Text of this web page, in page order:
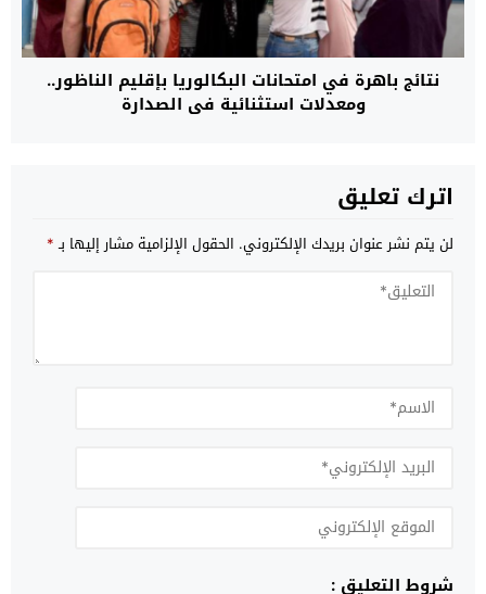
نتائج باهرة في امتحانات البكالوريا بإقليم الناظور..
ومعدلات استثنائية في الصدارة
اترك تعليق
لن يتم نشر عنوان بريدك الإلكتروني. الحقول الإلزامية مشار إليها بـ*
شروط التعليق :